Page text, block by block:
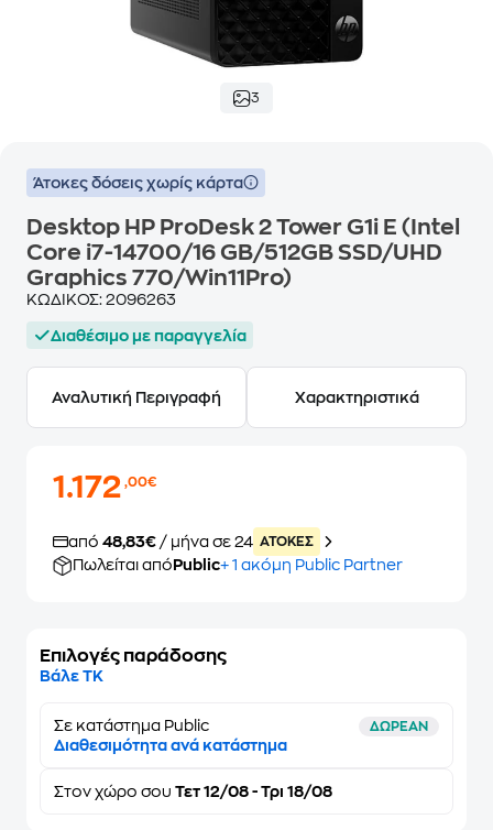
3
Άτοκες δόσεις χωρίς κάρτα
Desktop HP ProDesk 2 Tower G1i E (Intel
Core i7-14700/16 GB/512GB SSD/UHD
Graphics 770/Win11Pro)
ΚΩΔΙΚΟΣ: 2096263
Διαθέσιμο με παραγγελία
Αναλυτική Περιγραφή Χαρακτηριστικά
1.172,00€
από 48,83€ / μήνα σε 24 ATOKEΣ
Πωλείται από Public+ 1 ακόμη Public Partner
Επιλογές παράδοσης
Βάλε ΤΚ
Σε κατάστημα Public ΔΩΡΕΑΝ
Διαθεσιμότητα ανά κατάστημα
Στον χώρο σου Τετ 12/08 - Τρι 18/08